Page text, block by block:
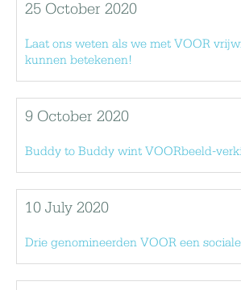
25 October 2020
Laat ons weten als we met VOOR
kunnen betekenen!
9 October 2020
Buddy to Buddy wint VOORbeeld-
10 July 2020
Drie genomineerden VOOR een